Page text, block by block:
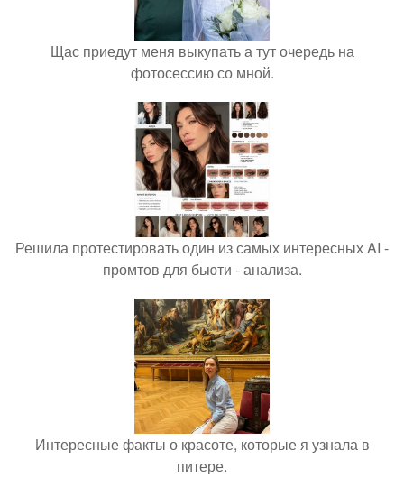
Щас приедут меня выкупать а тут очередь на
фотосессию со мной.
Решила протестировать один из самых интересных AI -
промтов для бьюти - анализа.
Интересные факты о красоте, которые я узнала в
питере.